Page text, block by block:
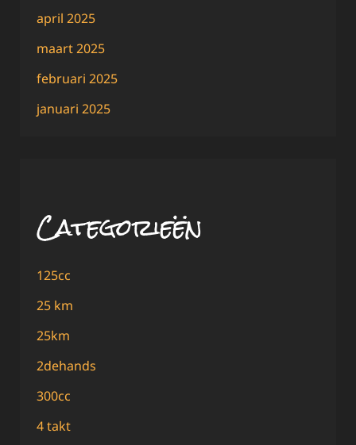
april 2025
maart 2025
februari 2025
januari 2025
Categorieën
125cc
25 km
25km
2dehands
300cc
4 takt